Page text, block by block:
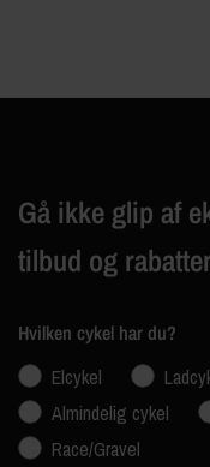
Gå ikke glip af
tilbud og
Hvilken cykel har du?
Elcykel
Almindelig cykel
Race/Gravel